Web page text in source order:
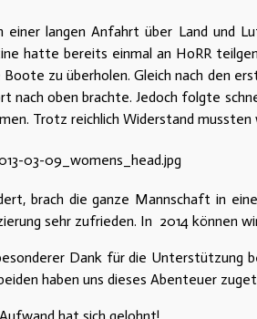
einer langen Anfahrt über Land und
hatte bereits einmal an HoRR
Boote zu überholen. Gleich nach den
nach oben brachte. Jedoch folgte
Trotz reichlich Widerstand
brach die ganze Mannschaft in
sehr zufrieden. In 2014 können
Dank für die Unterstützung
haben uns dieses Abenteuer